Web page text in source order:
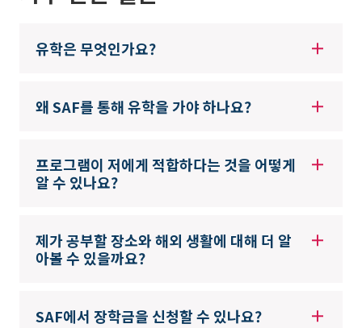
유학은 무엇인가요?
왜 SAF를 통해 유학을 가야 하나요?
프로그램이 저에게 적합하다는 것을 어떻게
알 수 있나요?
제가 공부할 장소와 해외 생활에 대해 더 알
아볼 수 있을까요?
SAF에서 장학금을 신청할 수 있나요?